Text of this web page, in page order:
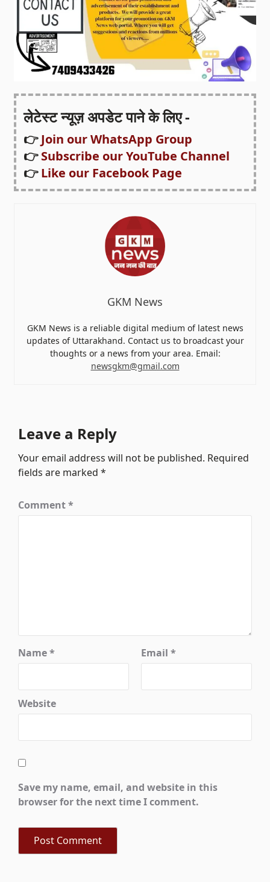
लेटेस्ट न्यूज़ अपडेट पाने के लिए -
👉Join our WhatsApp Group
👉Subscribe our YouTube Channel
👉Like our Facebook Page
GKM News
GKM News is a reliable digital medium of latest news
updates of Uttarakhand. Contact us to broadcast your
thoughts or a news from your area. Email:
newsgkm@gmail.com
Leave a Reply
Your email address will not be published. Required
fields are marked*
Comment*
Name* Email *
Website
Save my name, email, and website in this
browser for the next time I comment.